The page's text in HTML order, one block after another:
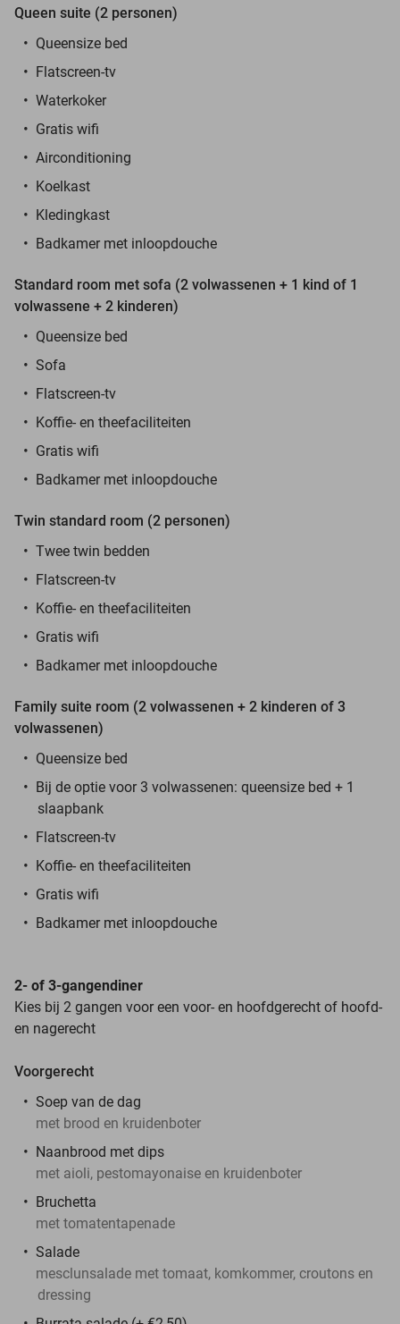
Queen suite (2 personen)
Queensize bed
Flatscreen-tv
Waterkoker
Gratis wifi
Airconditioning
Koelkast
Kledingkast
Badkamer met inloopdouche
Standard room met sofa (2 volwassenen + 1 kind of 1
volwassene + 2 kinderen)
Queensize bed
Sofa
Flatscreen-tv
Koffie- en theefaciliteiten
Gratis wifi
Badkamer met inloopdouche
Twin standard room (2 personen)
Twee twin bedden
Flatscreen-tv
Koffie- en theefaciliteiten
Gratis wifi
Badkamer met inloopdouche
Family suite room (2 volwassenen + 2 kinderen of 3
volwassenen)
Queensize bed
Bij de optie voor 3 volwassenen: queensize bed + 1
slaapbank
Flatscreen-tv
Koffie- en theefaciliteiten
Gratis wifi
Badkamer met inloopdouche
2- of 3-gangendiner
Kies bij 2 gangen voor een voor- en hoofdgerecht of hoofd-
en nagerecht
Voorgerecht
Soep van de dag
met brood en kruidenboter
Naanbrood met dips
met aioli, pestomayonaise en kruidenboter
Bruchetta
met tomatentapenade
Salade
mesclunsalade met tomaat, komkommer, croutons en
dressing